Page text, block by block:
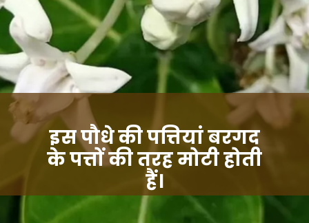
इस पौधे की पत्तियां बरगद
के पत्तों की तरह मोटी होती
हैं।